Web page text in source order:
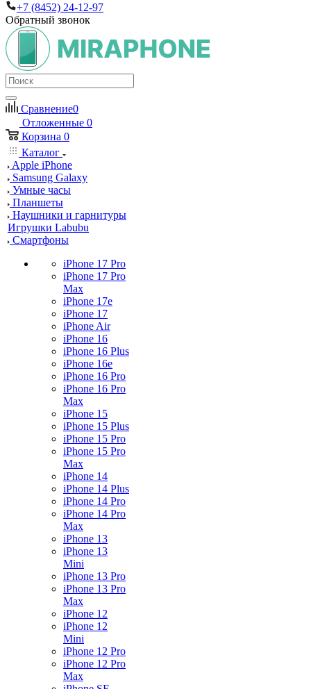
+7 (8452) 24-12-97
Обратный звонок
Сравнение0
Отложенные 0
Корзина 0
Каталог
Apple iPhone
Samsung Galaxy
Умные часы
Планшеты
Наушники и гарнитуры
Игрушки Labubu
Смартфоны
iPhone 17 Pro
iPhone 17 Pro
Max
iPhone 17e
iPhone 17
iPhone Air
iPhone 16
iPhone 16 Plus
iPhone 16e
iPhone 16 Pro
iPhone 16 Pro
Max
iPhone 15
iPhone 15 Plus
iPhone 15 Pro
iPhone 15 Pro
Max
iPhone 14
iPhone 14 Plus
iPhone 14 Pro
iPhone 14 Pro
Max
iPhone 13
iPhone 13
Mini
iPhone 13 Pro
iPhone 13 Pro
Max
iPhone 12
iPhone 12
Mini
iPhone 12 Pro
iPhone 12 Pro
Max